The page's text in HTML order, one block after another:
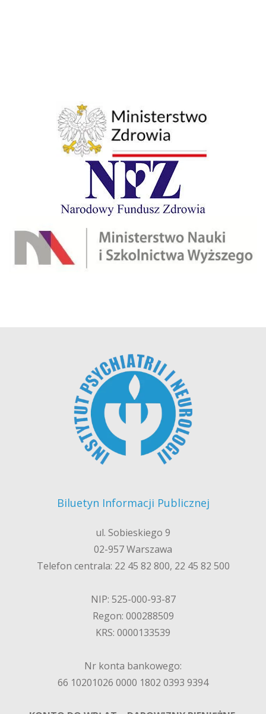
Biluetyn Informacji Publicznej
ul. Sobieskiego 9
02-957 Warszawa
Telefon centrala: 22 45 82 800, 22 45 82 500
NIP: 525-000-93-87
Regon: 000288509
KRS: 0000133539
Nr konta bankowego:
66 10201026 0000 1802 0393 9394